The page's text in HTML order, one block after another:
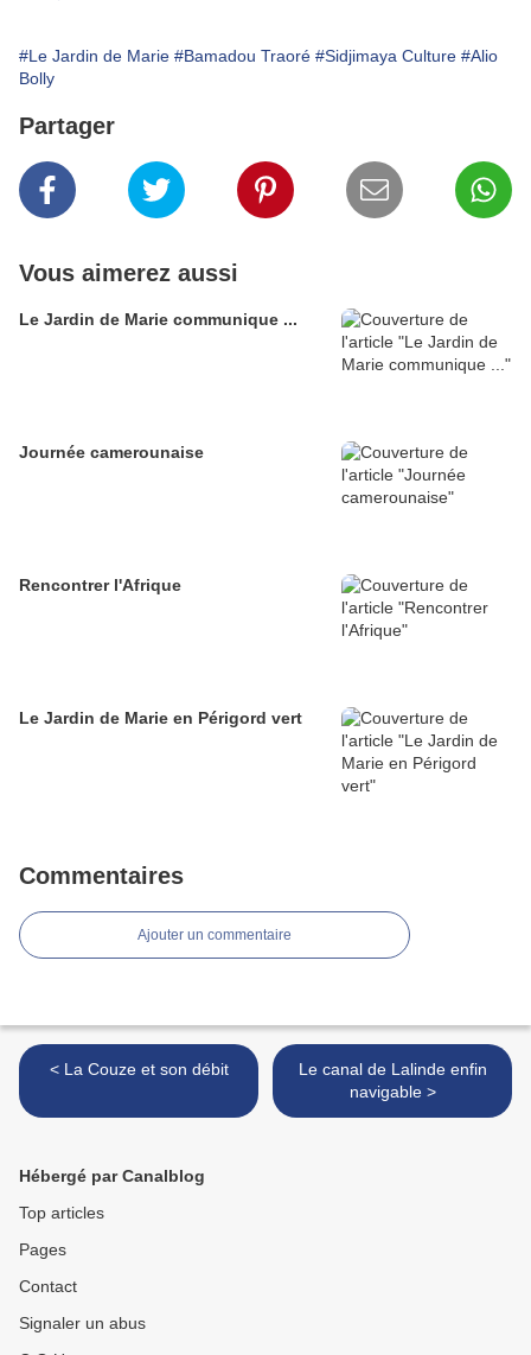
#Le Jardin de Marie #Bamadou Traoré #Sidjimaya Culture #Alio
Bolly
Partager
Vous aimerez aussi
Le Jardin de Marie communique ...
Journée camerounaise
Rencontrer l'Afrique
Le Jardin de Marie en Périgord vert
Commentaires
Ajouter un commentaire
< La Couze et son débit
Le canal de Lalinde enfin
navigable >
Hébergé par Canalblog
Top articles
Pages
Contact
Signaler un abus